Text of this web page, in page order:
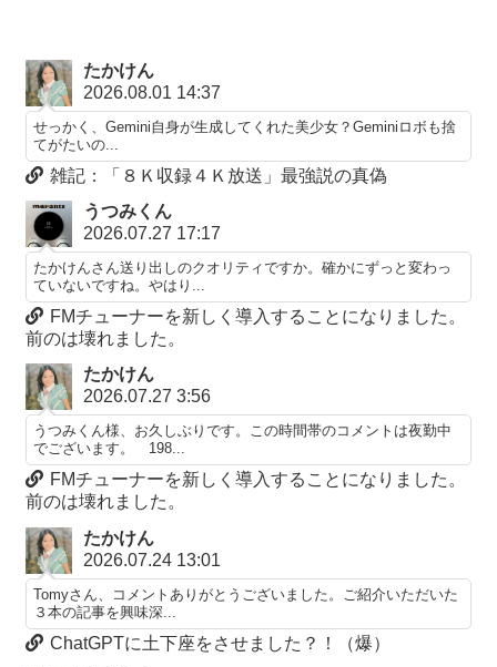
たかけん
2026.08.01 14:37
せっかく、Gemini自身が生成してくれた美少女？Geminiロボも捨
てがたいの...
雑記：「８Ｋ収録４Ｋ放送」最強説の真偽
うつみくん
2026.07.27 17:17
たかけんさん送り出しのクオリティですか。確かにずっと変わっ
ていないですね。やはり...
FMチューナーを新しく導入することになりました。
前のは壊れました。
たかけん
2026.07.27 3:56
うつみくん様、お久しぶりです。この時間帯のコメントは夜勤中
でございます。 198...
FMチューナーを新しく導入することになりました。
前のは壊れました。
たかけん
2026.07.24 13:01
Tomyさん、コメントありがとうございました。ご紹介いただいた
３本の記事を興味深...
ChatGPTに土下座をさせました？！（爆）